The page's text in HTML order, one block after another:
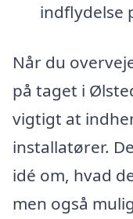
indflydelse
Når du
på taget i
vigtigt at
installatører.
idé om, hvad
men også